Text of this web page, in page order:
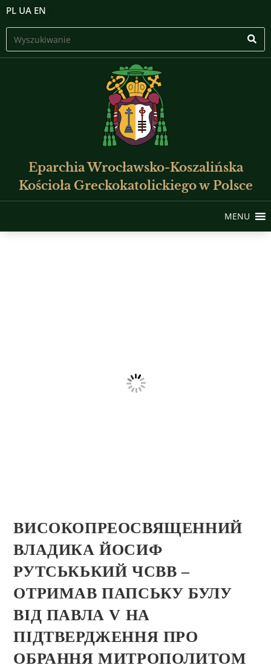
PL UA EN
Eparchia Wrocławsko-Koszalińska
Kościoła Greckokatolickiego w Polsce
MENU
ВИСОКОПРЕОСВЯЩЕННИЙ
ВЛАДИКА ЙОСИФ
РУТСЬКЬКИЙ ЧСВВ –
ОТРИМАВ ПАПСЬКУ БУЛУ
ВІД ПАВЛА V НА
ПІДТВЕРДЖЕННЯ ПРО
ОБРАННЯ МИТРОПОЛИТОМ